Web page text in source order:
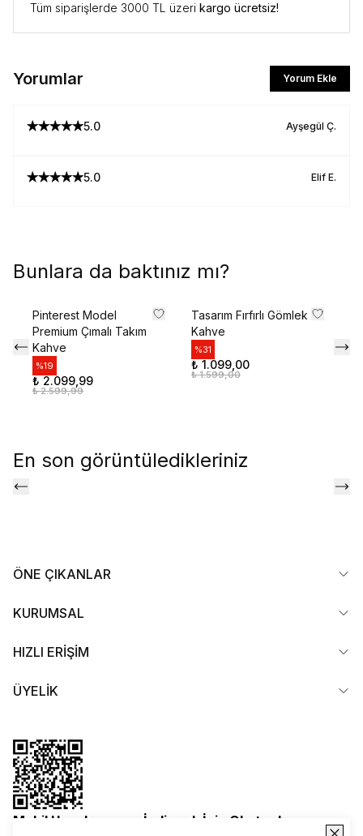
Tüm siparişlerde 3000 TL üzeri kargo ücretsiz!
Yorumlar Yorum Ekle
5.0 Ayşegül Ç.
5.0 Elif E.
Bunlara da baktınız mı?
Pinterest Model
Premium Çımalı Takım
Kahve
%19
₺ 2.099,99
₺ 2.599,99
Tasarım Fırfırlı Gömlek
Kahve
%31
₺ 1.099,00
₺ 1.599,00
En son görüntüledikleriniz
ÖNE ÇIKANLAR
KURUMSAL
HIZLI ERİŞİM
ÜYELİK
Mobil Uygulamamızı İndirmek İçin Okutun!